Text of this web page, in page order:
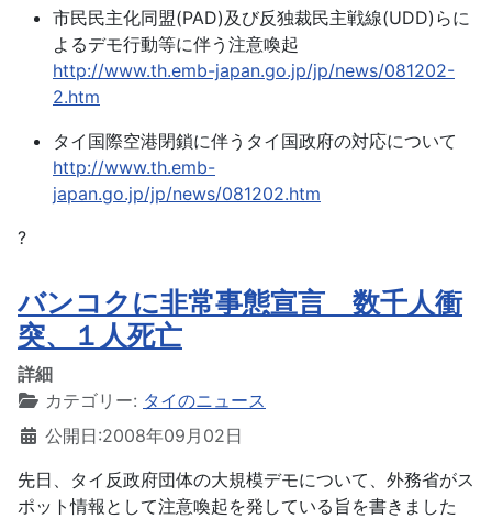
市民民主化同盟(PAD)及び反独裁民主戦線(UDD)らに
よるデモ行動等に伴う注意喚起
http://www.th.emb-japan.go.jp/jp/news/081202-
2.htm
タイ国際空港閉鎖に伴うタイ国政府の対応について
http://www.th.emb-
japan.go.jp/jp/news/081202.htm
?
バンコクに非常事態宣言 数千人衝
突、１人死亡
詳細
カテゴリー: タイのニュース
公開日:2008年09月02日
先日、タイ反政府団体の大規模デモについて、外務省がス
ポット情報として注意喚起を発している旨を書きました